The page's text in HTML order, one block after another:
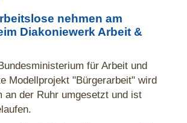
nehmen am
Diakoniewerk Arbeit &
für Arbeit und
Modellprojekt "Bürgerarbeit" wird
an der Ruhr umgesetzt und ist